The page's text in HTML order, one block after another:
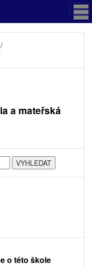
/
a mateřská
o této škole